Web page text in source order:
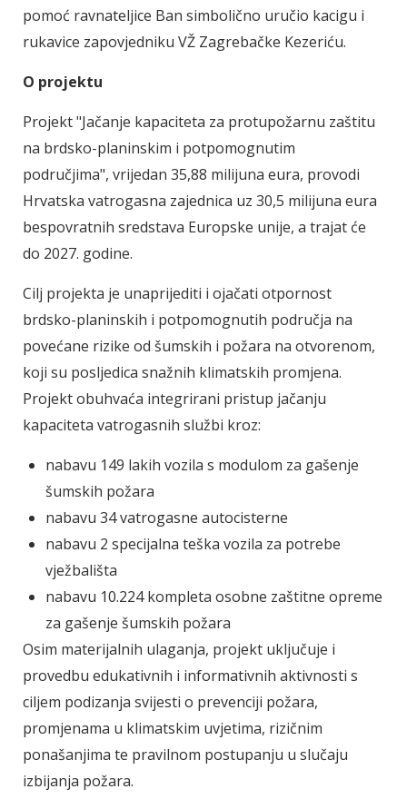
pomoć ravnateljice Ban simbolično uručio kacigu i
rukavice zapovjedniku VŽ Zagrebačke Kezeriću.
O projektu
Projekt "Jačanje kapaciteta za protupožarnu zaštitu
na brdsko-planinskim i potpomognutim
područjima", vrijedan 35,88 milijuna eura, provodi
Hrvatska vatrogasna zajednica uz 30,5 milijuna eura
bespovratnih sredstava Europske unije, a trajat će
do 2027. godine.
Cilj projekta je unaprijediti i ojačati otpornost
brdsko-planinskih i potpomognutih područja na
povećane rizike od šumskih i požara na otvorenom,
koji su posljedica snažnih klimatskih promjena.
Projekt obuhvaća integrirani pristup jačanju
kapaciteta vatrogasnih službi kroz:
nabavu 149 lakih vozila s modulom za gašenje
šumskih požara
nabavu 34 vatrogasne autocisterne
nabavu 2 specijalna teška vozila za potrebe
vježbališta
nabavu 10.224 kompleta osobne zaštitne opreme
za gašenje šumskih požara
Osim materijalnih ulaganja, projekt uključuje i
provedbu edukativnih i informativnih aktivnosti s
ciljem podizanja svijesti o prevenciji požara,
promjenama u klimatskim uvjetima, rizičnim
ponašanjima te pravilnom postupanju u slučaju
izbijanja požara.